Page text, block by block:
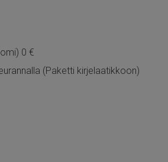
0 €
(Paketti kirjelaatikkoon)